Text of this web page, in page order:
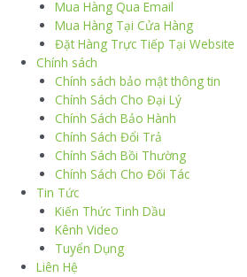
Mua Hàng Qua Email
Mua Hàng Tại Cửa Hàng
Đặt Hàng Trực Tiếp Tại Website
Chính sách
Chính sách bảo mật thông tin
Chính Sách Cho Đại Lý
Chính Sách Bảo Hành
Chính Sách Đổi Trả
Chính Sách Bồi Thường
Chính Sách Cho Đối Tác
Tin Tức
Kiến Thức Tinh Dầu
Kênh Video
Tuyển Dụng
Liên Hệ